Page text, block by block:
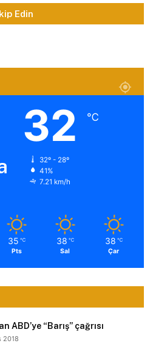
Edin
32 ℃
32º - 28º
41%
7.21 km/h
35 ℃
Pts
38 ℃
Sal
38 ℃
Çar
ABD’ye “Barış” çağrısı
2018